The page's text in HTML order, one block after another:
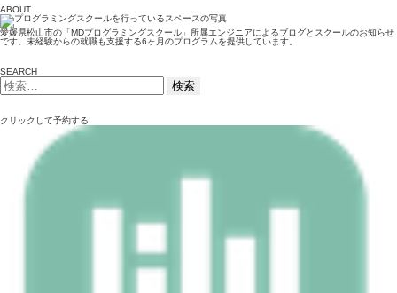
ABOUT
愛媛県松山市の「MDプログラミングスクール」所属エンジニアによるブログとスクールのお知らせ
です。未経験からの就職も支援する6ヶ月のプログラムを提供しています。
SEARCH
検
索:
クリックして予約する